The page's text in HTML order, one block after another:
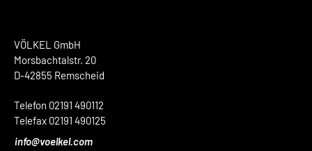
VÖLKEL GmbH
Morsbachtalstr. 20
D-42855 Remscheid
Telefon 02191 490112
Telefax 02191 490125
info@voelkel.com